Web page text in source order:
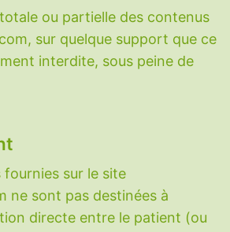
ou partielle des contenus
sur quelque support que ce
interdite, sous peine de
sur le site
ne sont pas destinées à
directe entre le patient (ou